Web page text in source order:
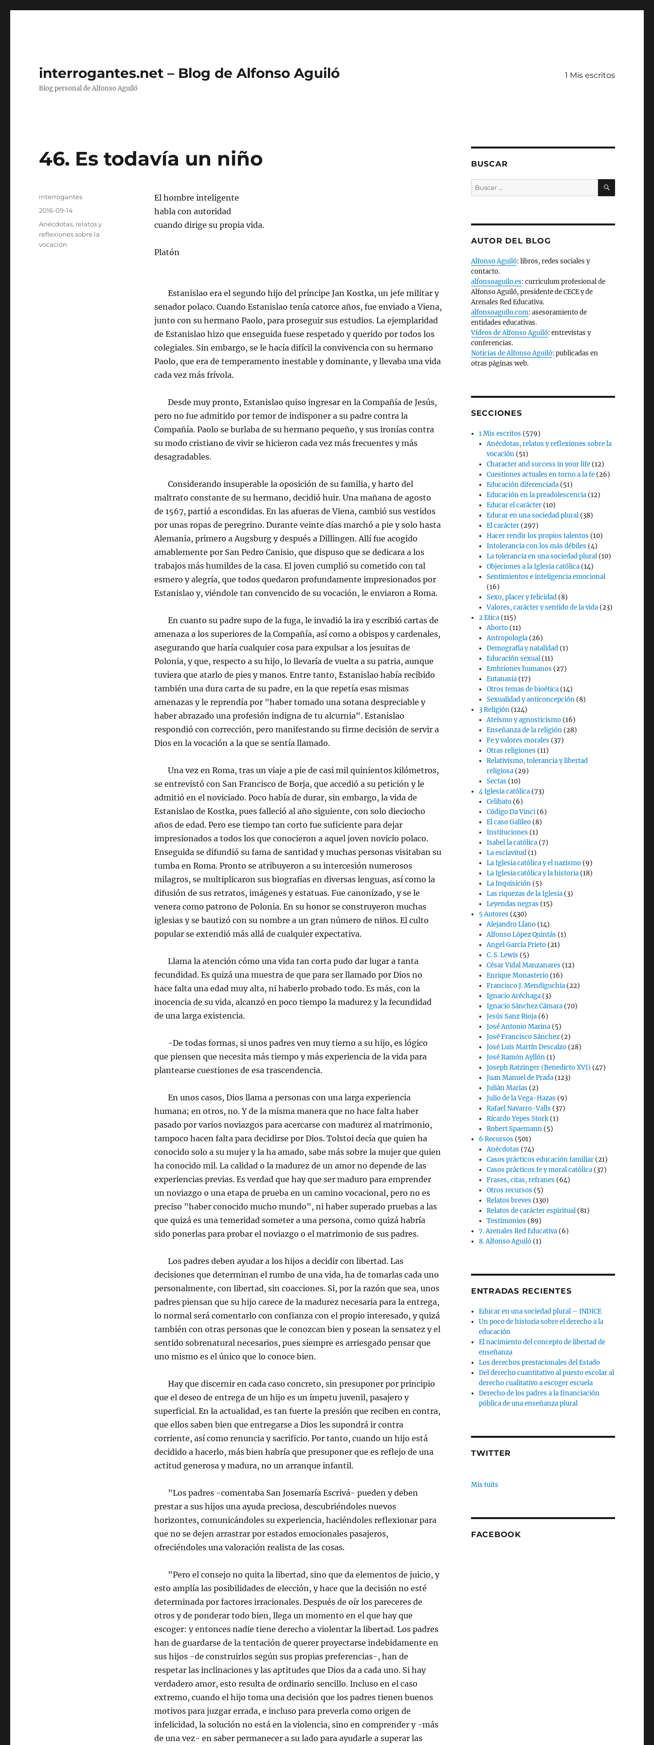
interrogantes.net – Blog de Alfonso Aguiló
Blog personal de Alfonso Aguiló
1 Mis escritos
46. Es todavía un niño
El hombre inteligente
habla con autoridad
cuando dirige su propia vida.
Platón
Estanislao era el segundo hijo del príncipe Jan Kostka, un jefe militar y
senador polaco. Cuando Estanislao tenía catorce años, fue enviado a Viena,
junto con su hermano Paolo, para proseguir sus estudios. La ejemplaridad
de Estanislao hizo que enseguida fuese respetado y querido por todos los
colegiales. Sin embargo, se le hacía difícil la convivencia con su hermano
Paolo, que era de temperamento inestable y dominante, y llevaba una vida
cada vez más frívola.
Desde muy pronto, Estanislao quiso ingresar en la Compañía de Jesús,
pero no fue admitido por temor de indisponer a su padre contra la
Compañía. Paolo se burlaba de su hermano pequeño, y sus ironías contra
su modo cristiano de vivir se hicieron cada vez más frecuentes y más
desagradables.
Considerando insuperable la oposición de su familia, y harto del
maltrato constante de su hermano, decidió huir. Una mañana de agosto
de 1567, partió a escondidas. En las afueras de Viena, cambió sus vestidos
por unas ropas de peregrino. Durante veinte días marchó a pie y solo hasta
Alemania, primero a Augsburg y después a Dillingen. Allí fue acogido
amablemente por San Pedro Canisio, que dispuso que se dedicara a los
trabajos más humildes de la casa. El joven cumplió su cometido con tal
esmero y alegría, que todos quedaron profundamente impresionados por
Estanislao y, viéndole tan convencido de su vocación, le enviaron a Roma.
En cuanto su padre supo de la fuga, le invadió la ira y escribió cartas de
amenaza a los superiores de la Compañía, así como a obispos y cardenales,
asegurando que haría cualquier cosa para expulsar a los jesuitas de
Polonia, y que, respecto a su hijo, lo llevaría de vuelta a su patria, aunque
tuviera que atarlo de pies y manos. Entre tanto, Estanislao había recibido
también una dura carta de su padre, en la que repetía esas mismas
amenazas y le reprendía por "haber tomado una sotana despreciable y
haber abrazado una profesión indigna de tu alcurnia". Estanislao
respondió con corrección, pero manifestando su firme decisión de servir a
Dios en la vocación a la que se sentía llamado.
Una vez en Roma, tras un viaje a pie de casi mil quinientos kilómetros,
se entrevistó con San Francisco de Borja, que accedió a su petición y le
admitió en el noviciado. Poco había de durar, sin embargo, la vida de
Estanislao de Kostka, pues falleció al año siguiente, con solo dieciocho
años de edad. Pero ese tiempo tan corto fue suficiente para dejar
impresionados a todos los que conocieron a aquel joven novicio polaco.
Enseguida se difundió su fama de santidad y muchas personas visitaban su
tumba en Roma. Pronto se atribuyeron a su intercesión numerosos
milagros, se multiplicaron sus biografías en diversas lenguas, así como la
difusión de sus retratos, imágenes y estatuas. Fue canonizado, y se le
venera como patrono de Polonia. En su honor se construyeron muchas
iglesias y se bautizó con su nombre a un gran número de niños. El culto
popular se extendió más allá de cualquier expectativa.
Llama la atención cómo una vida tan corta pudo dar lugar a tanta
fecundidad. Es quizá una muestra de que para ser llamado por Dios no
hace falta una edad muy alta, ni haberlo probado todo. Es más, con la
inocencia de su vida, alcanzó en poco tiempo la madurez y la fecundidad
de una larga existencia.
-De todas formas, si unos padres ven muy tierno a su hijo, es lógico
que piensen que necesita más tiempo y más experiencia de la vida para
plantearse cuestiones de esa trascendencia.
En unos casos, Dios llama a personas con una larga experiencia
humana; en otros, no. Y de la misma manera que no hace falta haber
pasado por varios noviazgos para acercarse con madurez al matrimonio,
tampoco hacen falta para decidirse por Dios. Tolstoi decía que quien ha
conocido solo a su mujer y la ha amado, sabe más sobre la mujer que quien
ha conocido mil. La calidad o la madurez de un amor no depende de las
experiencias previas. Es verdad que hay que ser maduro para emprender
un noviazgo o una etapa de prueba en un camino vocacional, pero no es
preciso "haber conocido mucho mundo", ni haber superado pruebas a las
que quizá es una temeridad someter a una persona, como quizá habría
sido ponerlas para probar el noviazgo o el matrimonio de sus padres.
Los padres deben ayudar a los hijos a decidir con libertad. Las
decisiones que determinan el rumbo de una vida, ha de tomarlas cada uno
personalmente, con libertad, sin coacciones. Si, por la razón que sea, unos
padres piensan que su hijo carece de la madurez necesaria para la entrega,
lo normal será comentarlo con confianza con el propio interesado, y quizá
también con otras personas que le conozcan bien y posean la sensatez y el
sentido sobrenatural necesarios, pues siempre es arriesgado pensar que
uno mismo es el único que lo conoce bien.
Hay que discernir en cada caso concreto, sin presuponer por principio
que el deseo de entrega de un hijo es un ímpetu juvenil, pasajero y
superficial. En la actualidad, es tan fuerte la presión que reciben en contra,
que ellos saben bien que entregarse a Dios les supondrá ir contra
corriente, así como renuncia y sacrificio. Por tanto, cuando un hijo está
decidido a hacerlo, más bien habría que presuponer que es reflejo de una
actitud generosa y madura, no un arranque infantil.
"Los padres -comentaba San Josemaría Escrivá- pueden y deben
prestar a sus hijos una ayuda preciosa, descubriéndoles nuevos
horizontes, comunicándoles su experiencia, haciéndoles reflexionar para
que no se dejen arrastrar por estados emocionales pasajeros,
ofreciéndoles una valoración realista de las cosas.
"Pero el consejo no quita la libertad, sino que da elementos de juicio, y
esto amplía las posibilidades de elección, y hace que la decisión no esté
determinada por factores irracionales. Después de oír los pareceres de
otros y de ponderar todo bien, llega un momento en el que hay que
escoger: y entonces nadie tiene derecho a violentar la libertad. Los padres
han de guardarse de la tentación de querer proyectarse indebidamente en
sus hijos -de construirlos según sus propias preferencias-, han de
respetar las inclinaciones y las aptitudes que Dios da a cada uno. Si hay
verdadero amor, esto resulta de ordinario sencillo. Incluso en el caso
extremo, cuando el hijo toma una decisión que los padres tienen buenos
motivos para juzgar errada, e incluso para preverla como origen de
infelicidad, la solución no está en la violencia, sino en comprender y -más
de una vez- en saber permanecer a su lado para ayudarle a superar las
Autor
interrogantes
Publicado
2016-09-14
Categorías
Anécdotas, relatos y
reflexiones sobre la
vocación
BUSCAR
Buscar
por:
BUSCAR
AUTOR DEL BLOG
Alfonso Aguiló: libros, redes sociales y
contacto.
alfonsoaguilo.es: curriculum profesional de
Alfonso Aguiló, presidente de CECE y de
Arenales Red Educativa.
alfonsoaguilo.com: asesoramiento de
entidades educativas.
Vídeos de Alfonso Aguiló: entrevistas y
conferencias.
Noticias de Alfonso Aguiló: publicadas en
otras páginas web.
SECCIONES
1 Mis escritos (579)
Anécdotas, relatos y reflexiones sobre la
vocación (51)
Character and success in your life (12)
Cuestiones actuales en torno a la fe (26)
Educación diferenciada (51)
Educación en la preadolescencia (12)
Educar el carácter (10)
Educar en una sociedad plural (38)
El carácter (297)
Hacer rendir los propios talentos (10)
Intolerancia con los más débiles (4)
La tolerancia en una sociedad plural (10)
Objeciones a la Iglesia católica (14)
Sentimientos e inteligencia emocional
(16)
Sexo, placer y felicidad (8)
Valores, carácter y sentido de la vida (23)
2 Etica (115)
Aborto (11)
Antropología (26)
Demografía y natalidad (1)
Educación sexual (11)
Embriones humanos (27)
Eutanasia (17)
Otros temas de bioética (14)
Sexualidad y anticoncepción (8)
3 Religión (124)
Ateísmo y agnosticismo (16)
Enseñanza de la religión (28)
Fe y valores morales (37)
Otras religiones (11)
Relativismo, tolerancia y libertad
religiosa (29)
Sectas (10)
4 Iglesia católica (73)
Celibato (6)
Código Da Vinci (6)
El caso Galileo (8)
Instituciones (1)
Isabel la católica (7)
La esclavitud (1)
La Iglesia católica y el nazismo (9)
La Iglesia católica y la historia (18)
La Inquisición (5)
Las riquezas de la Iglesia (3)
Leyendas negras (15)
5 Autores (430)
Alejandro Llano (14)
Alfonso López Quintás (1)
Angel García Prieto (21)
C. S. Lewis (5)
César Vidal Manzanares (12)
Enrique Monasterio (16)
Francisco J. Mendiguchía (22)
Ignacio Aréchaga (3)
Ignacio Sánchez Cámara (70)
Jesús Sanz Rioja (6)
José Antonio Marina (5)
José Francisco Sánchez (2)
José Luis Martín Descalzo (28)
José Ramón Ayllón (1)
Joseph Ratzinger (Benedicto XVI) (47)
Juan Manuel de Prada (123)
Julián Marías (2)
Julio de la Vega-Hazas (9)
Rafael Navarro-Valls (37)
Ricardo Yepes Stork (1)
Robert Spaemann (5)
6 Recursos (501)
Anécdotas (74)
Casos prácticos educación familiar (21)
Casos prácticos fe y moral católica (37)
Frases, citas, refranes (64)
Otros recursos (5)
Relatos breves (130)
Relatos de carácter espiritual (81)
Testimonios (89)
7. Arenales Red Educativa (6)
8. Alfonso Aguiló (1)
ENTRADAS RECIENTES
Educar en una sociedad plural – INDICE
Un poco de historia sobre el derecho a la
educación
El nacimiento del concepto de libertad de
enseñanza
Los derechos prestacionales del Estado
Del derecho cuantitativo al puesto escolar al
derecho cualitativo a escoger escuela
Derecho de los padres a la financiación
pública de una enseñanza plural
TWITTER
Mis tuits
FACEBOOK